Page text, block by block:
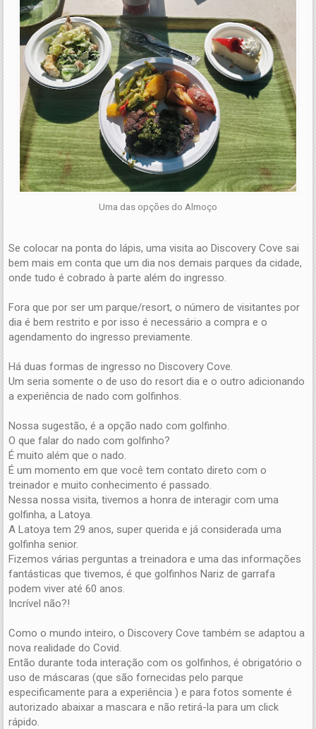
Uma das opções do Almoço
Se colocar na ponta do lápis, uma visita ao Discovery Cove sai
bem mais em conta que um dia nos demais parques da cidade,
onde tudo é cobrado à parte além do ingresso.
Fora que por ser um parque/resort, o número de visitantes por
dia é bem restrito e por isso é necessário a compra e o
agendamento do ingresso previamente.
Há duas formas de ingresso no Discovery Cove.
Um seria somente o de uso do resort dia e o outro adicionando
a experiência de nado com golfinhos.
Nossa sugestão, é a opção nado com golfinho.
O que falar do nado com golfinho?
É muito além que o nado.
É um momento em que você tem contato direto com o
treinador e muito conhecimento é passado.
Nessa nossa visita, tivemos a honra de interagir com uma
golfinha, a Latoya.
A Latoya tem 29 anos, super querida e já considerada uma
golfinha senior.
Fizemos várias perguntas a treinadora e uma das informações
fantásticas que tivemos, é que golfinhos Nariz de garrafa
podem viver até 60 anos.
Incrível não?!
Como o mundo inteiro, o Discovery Cove também se adaptou a
nova realidade do Covid.
Então durante toda interação com os golfinhos, é obrigatório o
uso de máscaras (que são fornecidas pelo parque
especificamente para a experiência ) e para fotos somente é
autorizado abaixar a mascara e não retirá-la para um click
rápido.